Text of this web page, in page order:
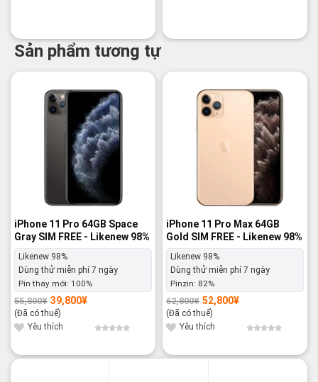
Sản phẩm tương tự
-29%
iPhone 11 Pro 64GB Space
Gray SIM FREE - Likenew 98%
Likenew 98%
Dùng thử miễn phí 7 ngày
Pin thay mới: 100%
55,800¥
Giá
gốc
là:
55,800¥.
39,800¥
Giá
hiện
tại
là:
39,800¥.
(Đã có thuế)
Yêu thích
iPhone 11 Pro Max 64GB
Gold SIM FREE - Likenew 98%
Likenew 98%
Dùng thử miễn phí 7 ngày
Pinzin: 82%
62,800¥
Giá
gốc
là:
62,800¥.
52,800¥
Giá
hiện
tại
là:
52,800¥.
(Đã có thuế)
Yêu thích